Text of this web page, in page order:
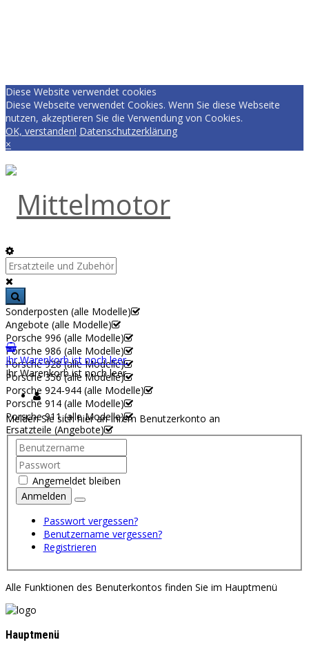
Diese Website verwendet cookies
Diese Webseite verwendet Cookies. Wenn Sie diese Webseite
nutzen, akzeptieren Sie die Verwendung von Cookies.
OK, verstanden! Datenschutzerklärung
×
Sonderposten (alle Modelle)
Angebote (alle Modelle)
Porsche 996 (alle Modelle)
Porsche 986 (alle Modelle)
Porsche 928 (alle Modelle)
Porsche 356 (alle Modelle)
Porsche 924-944 (alle Modelle)
Porsche 914 (alle Modelle)
Porsche 911 (alle Modelle)
Ersatzteile (Angebote)
Ihr Warenkorb ist noch leer.
Ihr Warenkorb ist noch leer.
Melden Sie sich hier an Ihrem Benutzerkonto an
Angemeldet bleiben
Anmelden
Passwort vergessen?
Benutzername vergessen?
Registrieren
Alle Funktionen des Benuterkontos finden Sie im Hauptmenü
Hauptmenü